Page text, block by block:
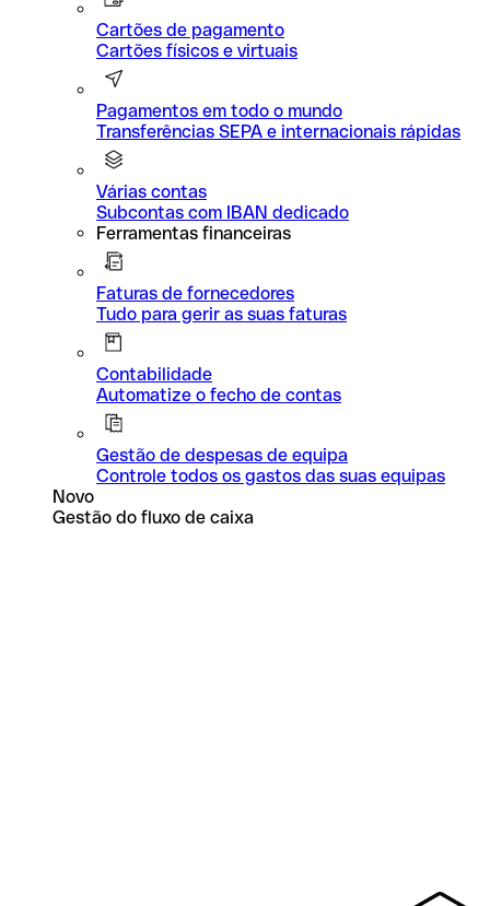
Cartões de pagamento
Cartões físicos e virtuais
Pagamentos em todo o mundo
Transferências SEPA e internacionais rápidas
Várias contas
Subcontas com IBAN dedicado
Ferramentas financeiras
Faturas de fornecedores
Tudo para gerir as suas faturas
Contabilidade
Automatize o fecho de contas
Gestão de despesas de equipa
Controle todos os gastos das suas equipas
Novo
Gestão do fluxo de caixa